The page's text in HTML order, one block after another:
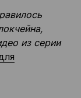
из серии